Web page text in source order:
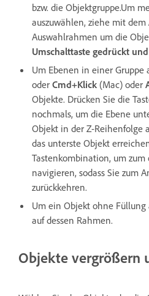
bzw. die Objektgruppe.Um
auszuwählen, ziehe mit dem
Auswahlrahmen um die
Umschalttaste gedrückt
Um Ebenen in einer Gruppe
oder Cmd+Klick (Mac) oder
Objekte. Drücken Sie die
nochmals, um die Ebene
Objekt in der Z-Reihenfolge
das unterste Objekt
Tastenkombination, um zum
navigieren, sodass Sie zum
zurückkehren.
Um ein Objekt ohne Füllung
auf dessen Rahmen.
Objekte vergrößern